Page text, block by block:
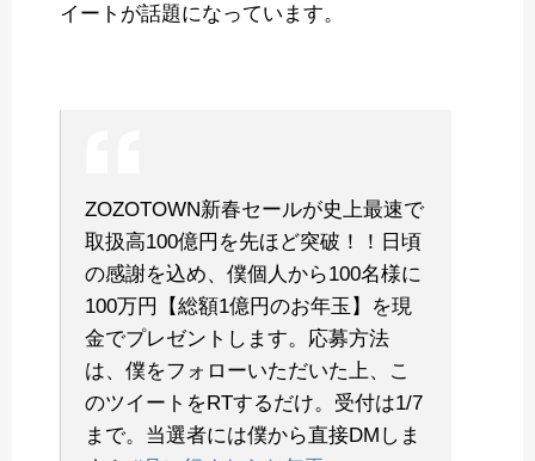
イートが話題になっています。
ZOZOTOWN新春セールが史上最速で
取扱高100億円を先ほど突破！！日頃
の感謝を込め、僕個人から100名様に
100万円【総額1億円のお年玉】を現
金でプレゼントします。応募方法
は、僕をフォローいただいた上、こ
のツイートをRTするだけ。受付は1/7
まで。当選者には僕から直接DMしま